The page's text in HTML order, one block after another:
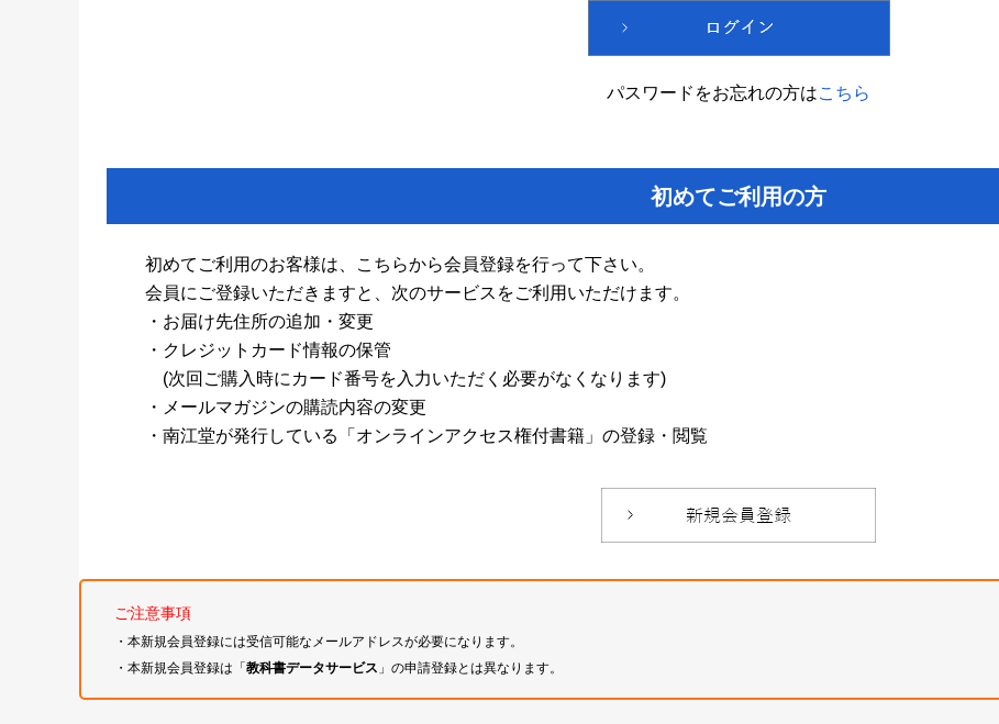
パスワードをお忘れの方はこちら
初めてご利用の方
初めてご利用のお客様は、こちらから会員登録を行って下さい。
会員にご登録いただきますと、次のサービスをご利用いただけます。
・お届け先住所の追加・変更
・クレジットカード情報の保管
(次回ご購入時にカード番号を入力いただく必要がなくなります)
・メールマガジンの購読内容の変更
・南江堂が発行している「オンラインアクセス権付書籍」の登録・閲覧
ご注意事項
・本新規会員登録には受信可能なメールアドレスが必要になります。
・本新規会員登録は「教科書データサービス 」の申請登録とは異なります。